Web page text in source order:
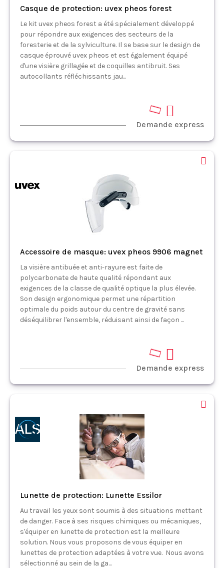
Casque de protection: uvex pheos forest
Le kit uvex pheos forest a été spécialement développé
pour répondre aux exigences des secteurs de la
foresterie et de la sylviculture. Il se base sur le design de
casque éprouvé uvex pheos et est également équipé
d'une visière grillagée et de coquilles antibruit. Ses
autocollants réfléchissants jau...
Demande express
Accessoire de masque: uvex pheos 9906 magnet
La visière antibuée et anti-rayure est faite de
polycarbonate de haute qualité répondant aux
exigences de la classe de qualité optique la plus élevée.
Son design ergonomique permet une répartition
optimale du poids autour du centre de gravité sans
déséquilibrer l'ensemble, réduisant ainsi de façon ...
Demande express
Lunette de protection: Lunette Essilor
Au travail les yeux sont soumis à des situations mettant
de danger. Face à ses risques chimiques ou mécaniques,
s'équiper en lunette de protection est la meilleure
solution. Nous vous proposons de vous équiper en
lunettes de protection adaptées à votre vue. Nous avons
sélectionné au sein de la ga...